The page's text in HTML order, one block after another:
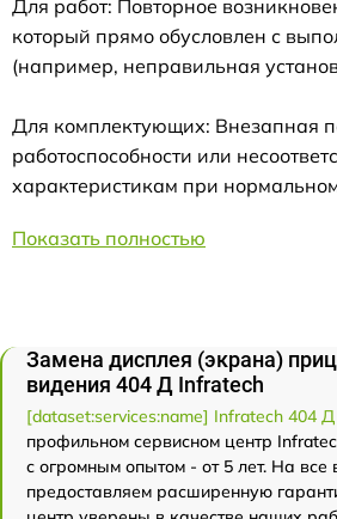
Для работ: Повторное
который прямо обусловлен с
(например, неправильная
Для комплектующих: Внезапная
работоспособности или
характеристикам при
Показать полностью
Замена дисплея (экрана)
видения 404 Д Infratech
[dataset:services:name] Infratech 404 Д
профильном сервисном центр
с огромным опытом - от 5 лет. На все
предоставляем расширенную